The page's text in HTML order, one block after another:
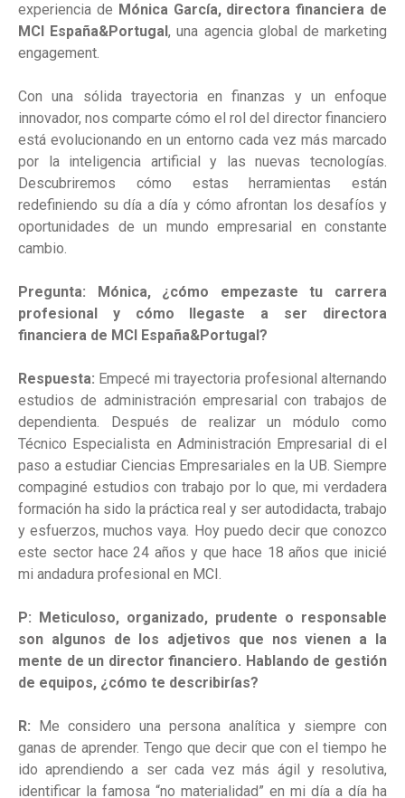
experiencia de Mónica García, directora financiera de
MCI España&Portugal, una agencia global de marketing
engagement.
Con una sólida trayectoria en finanzas y un enfoque
innovador, nos comparte cómo el rol del director financiero
está evolucionando en un entorno cada vez más marcado
por la inteligencia artificial y las nuevas tecnologías.
Descubriremos cómo estas herramientas están
redefiniendo su día a día y cómo afrontan los desafíos y
oportunidades de un mundo empresarial en constante
cambio.
Pregunta: Mónica, ¿cómo empezaste tu carrera
profesional y cómo llegaste a ser directora
financiera de MCI España&Portugal?
Respuesta: Empecé mi trayectoria profesional alternando
estudios de administración empresarial con trabajos de
dependienta. Después de realizar un módulo como
Técnico Especialista en Administración Empresarial di el
paso a estudiar Ciencias Empresariales en la UB. Siempre
compaginé estudios con trabajo por lo que, mi verdadera
formación ha sido la práctica real y ser autodidacta, trabajo
y esfuerzos, muchos vaya. Hoy puedo decir que conozco
este sector hace 24 años y que hace 18 años que inicié
mi andadura profesional en MCI.
P: Meticuloso, organizado, prudente o responsable
son algunos de los adjetivos que nos vienen a la
mente de un director financiero. Hablando de gestión
de equipos, ¿cómo te describirías?
R: Me considero una persona analítica y siempre con
ganas de aprender. Tengo que decir que con el tiempo he
ido aprendiendo a ser cada vez más ágil y resolutiva,
identificar la famosa “no materialidad” en mi día a día ha